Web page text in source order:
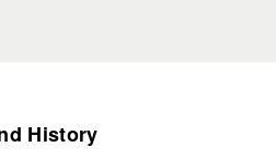
History